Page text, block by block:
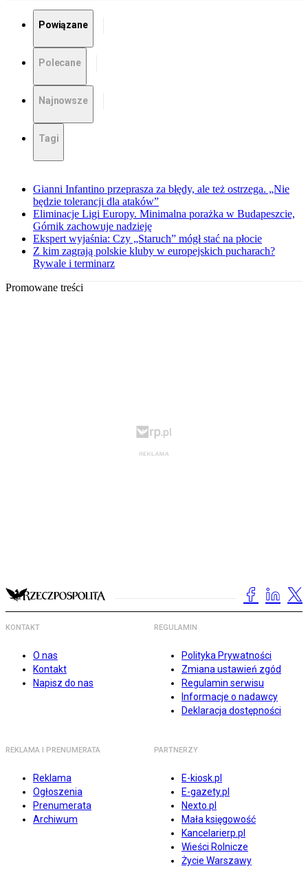
Powiązane
Polecane
Najnowsze
Tagi
Gianni Infantino przeprasza za błędy, ale też ostrzega. „Nie
będzie tolerancji dla ataków”
Eliminacje Ligi Europy. Minimalna porażka w Budapeszcie,
Górnik zachowuje nadzieję
Ekspert wyjaśnia: Czy „Staruch” mógł stać na płocie
Z kim zagrają polskie kluby w europejskich pucharach?
Rywale i terminarz
Promowane treści
KONTAKT
O nas
Kontakt
Napisz do nas
REGULAMIN
Polityka Prywatności
Zmiana ustawień zgód
Regulamin serwisu
Informacje o nadawcy
Deklaracja dostępności
REKLAMA I PRENUMERATA
Reklama
Ogłoszenia
Prenumerata
Archiwum
PARTNERZY
E-kiosk.pl
E-gazety.pl
Nexto.pl
Mała księgowość
Kancelarierp.pl
Wieści Rolnicze
Życie Warszawy